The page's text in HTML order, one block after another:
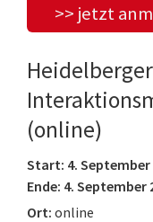
>> jetzt
(online)
Start: 4. September
Ende: 4. September
Ort: online